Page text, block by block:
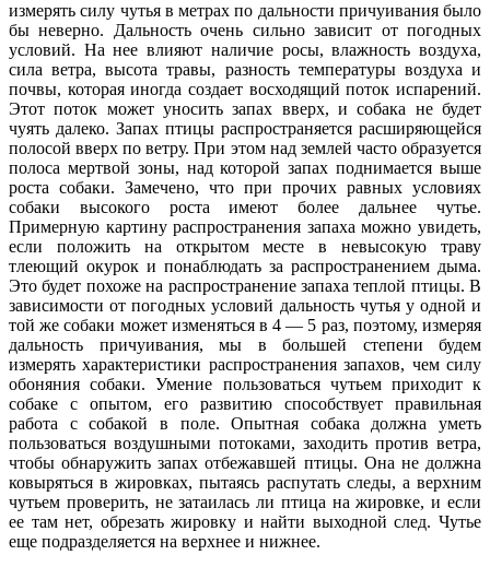
измерять силу чутья в метрах по дальности причуивания было
бы неверно. Дальность очень сильно зависит от погодных
условий. На нее влияют наличие росы, влажность воздуха,
сила ветра, высота травы, разность температуры воздуха и
почвы, которая иногда создает восходящий поток испарений.
Этот поток может уносить запах вверх, и собака не будет
чуять далеко. Запах птицы распространяется расширяющейся
полосой вверх по ветру. При этом над землей часто образуется
полоса мертвой зоны, над которой запах поднимается выше
роста собаки. Замечено, что при прочих равных условиях
собаки высокого роста имеют более дальнее чутье.
Примерную картину распространения запаха можно увидеть,
если положить на открытом месте в невысокую траву
тлеющий окурок и понаблюдать за распространением дыма.
Это будет похоже на распространение запаха теплой птицы. В
зависимости от погодных условий дальность чутья у одной и
той же собаки может изменяться в 4 — 5 раз, поэтому, измеряя
дальность причуивания, мы в большей степени будем
измерять характеристики распространения запахов, чем силу
обоняния собаки. Умение пользоваться чутьем приходит к
собаке с опытом, его развитию способствует правильная
работа с собакой в поле. Опытная собака должна уметь
пользоваться воздушными потоками, заходить против ветра,
чтобы обнаружить запах отбежавшей птицы. Она не должна
ковыряться в жировках, пытаясь распутать следы, а верхним
чутьем проверить, не затаилась ли птица на жировке, и если
ее там нет, обрезать жировку и найти выходной след. Чутье
еще подразделяется на верхнее и нижнее.